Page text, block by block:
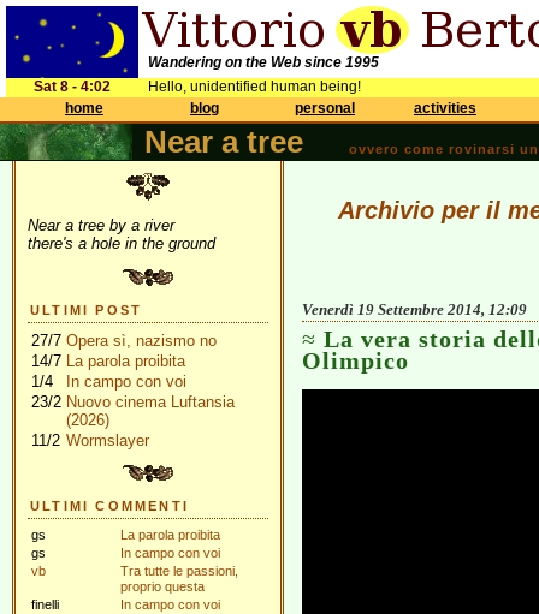
Wandering on the Web since 1995
Sat 8 - 4:02
Hello, unidentified human being!
home
blog personal activities
Near a tree ovvero come rovinarsi
Near a tree by a river
there's a hole in the ground
ULTIMI POST
27/7 Opera sì, nazismo no
14/7 La parola proibita
1/4
In campo con voi
23/2 Nuovo cinema Luftansia
(2026)
11/2 Wormslayer
ULTIMI COMMENTI
gs
La parola proibita
gs
In campo con voi
vb
Tra tutte le passioni,
proprio questa
finelli
In campo con voi
Archivio per il
Venerdì 19 Settembre 2014, 12:09
La vera storia
Olimpico